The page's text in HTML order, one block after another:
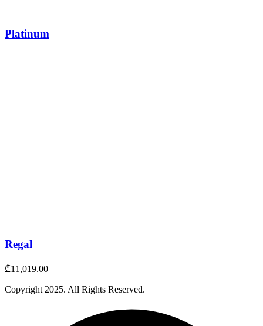
Platinum
Regal
₾11,019.00
Copyright 2025. All Rights Reserved.